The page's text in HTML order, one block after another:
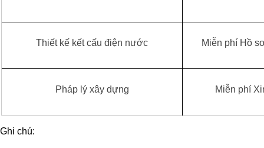
Thiết kế kết cấu điện nước Miễn phí Hồ
Pháp lý xây dựng Miễn phí
Ghi chú: